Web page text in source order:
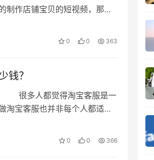
制作店铺宝贝的短视频，那也
0 0 363
钱？
很多人都觉得淘宝客服是一
淘宝客服也并非每个人都适合
0 0 366